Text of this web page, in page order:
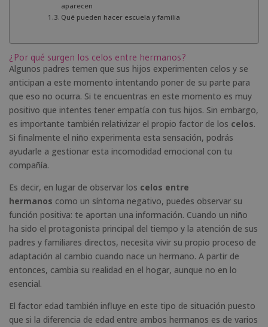
aparecen
Qué pueden hacer escuela y familia
¿Por qué surgen los celos entre hermanos?
Algunos padres temen que sus hijos experimenten celos y se
anticipan a este momento intentando poner de su parte para
que eso no ocurra. Si te encuentras en este momento es muy
positivo que intentes tener empatía con tus hijos. Sin embargo,
es importante también relativizar el propio factor de los celos.
Si finalmente el niño experimenta esta sensación, podrás
ayudarle a gestionar esta incomodidad emocional con tu
compañía.
Es decir, en lugar de observar los celos entre
hermanos como un síntoma negativo, puedes observar su
función positiva: te aportan una información. Cuando un niño
ha sido el protagonista principal del tiempo y la atención de sus
padres y familiares directos, necesita vivir su propio proceso de
adaptación al cambio cuando nace un hermano. A partir de
entonces, cambia su realidad en el hogar, aunque no en lo
esencial.
El factor edad también influye en este tipo de situación puesto
que si la diferencia de edad entre ambos hermanos es de varios